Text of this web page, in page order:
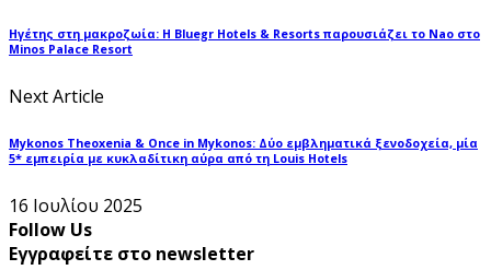
Ηγέτης στη μακροζωία: Η Bluegr Hotels & Resorts παρουσιάζει το Nao στο
Minos Palace Resort
Next Article
Mykonos Theoxenia & Once in Mykonos: Δύο εμβληματικά ξενοδοχεία, μία
5* εμπειρία με κυκλαδίτικη αύρα από τη Louis Hotels
16 Ιουλίου 2025
Follow Us
Εγγραφείτε στο newsletter